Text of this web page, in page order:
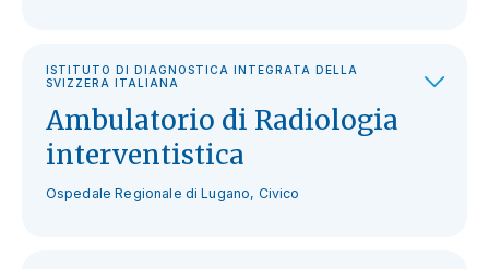
ISTITUTO DI DIAGNOSTICA INTEGRATA DELLA
SVIZZERA ITALIANA
Ambulatorio di Radiologia
interventistica
Ospedale Regionale di Lugano, Civico